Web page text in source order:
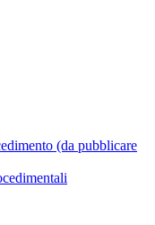
(da pubblicare